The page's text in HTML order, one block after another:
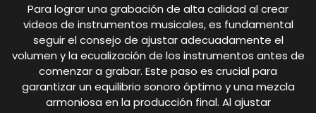
Para lograr una grabación de alta calidad al crear
videos de instrumentos musicales, es fundamental
seguir el consejo de ajustar adecuadamente el
volumen y la ecualización de los instrumentos antes de
comenzar a grabar. Este paso es crucial para
garantizar un equilibrio sonoro óptimo y una mezcla
armoniosa en la producción final. Al ajustar